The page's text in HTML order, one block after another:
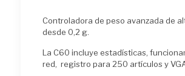
Controladora de peso avanzada de
desde 0,2 g.
La C60 incluye estadísticas,
red, registro para 250 artículos y